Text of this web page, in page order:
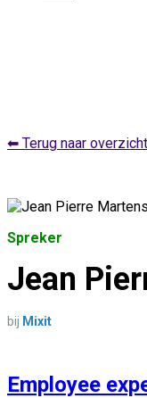
⬅ Terug naar overzicht
Spreker
Jean
bij Mixit
Employee